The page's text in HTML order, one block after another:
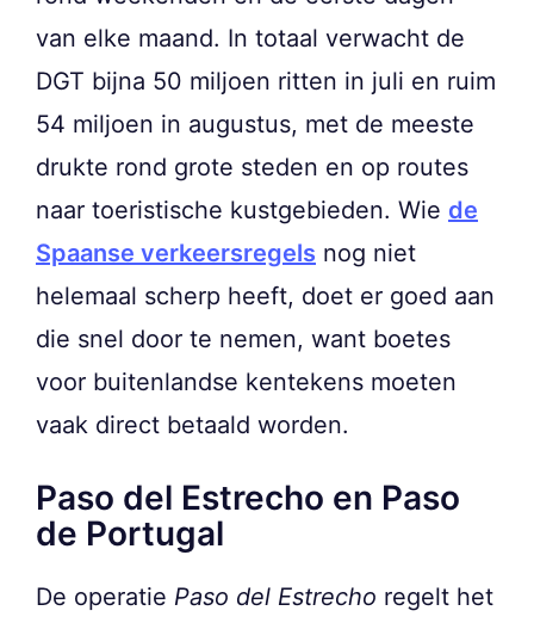
van elke maand. In totaal verwacht de
DGT bijna 50 miljoen ritten in juli en ruim
54 miljoen in augustus, met de meeste
drukte rond grote steden en op routes
naar toeristische kustgebieden. Wie de
Spaanse verkeersregels nog niet
helemaal scherp heeft, doet er goed aan
die snel door te nemen, want boetes
voor buitenlandse kentekens moeten
vaak direct betaald worden.
Paso del Estrecho en Paso
de Portugal
De operatie Paso del Estrecho regelt het